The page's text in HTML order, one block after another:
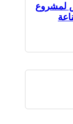
لمشروع